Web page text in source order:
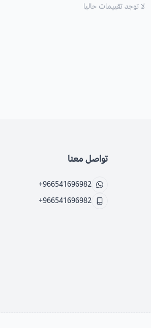
لا توجد تقييمات حاليا
تواصل معنا
+966541696982
+966541696982